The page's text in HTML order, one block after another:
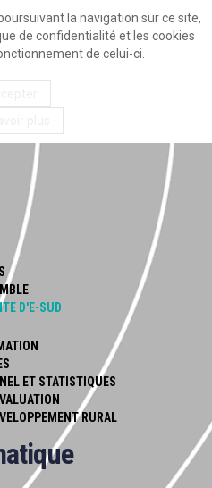
la navigation sur ce site,
de confidentialité et les cookies
de celui-ci.
D'E-SUD
ET STATISTIQUES
RURAL